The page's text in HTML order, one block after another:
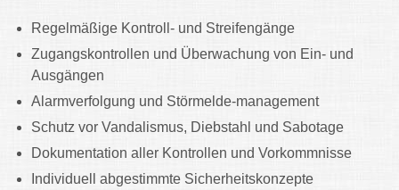
Regelmäßige Kontroll- und Streifengänge
Zugangskontrollen und Überwachung von Ein- und
Ausgängen
Alarmverfolgung und Störmelde-management
Schutz vor Vandalismus, Diebstahl und Sabotage
Dokumentation aller Kontrollen und Vorkommnisse
Individuell abgestimmte Sicherheitskonzepte